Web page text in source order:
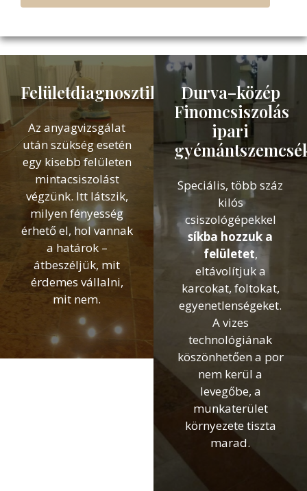
Felületdiagnosztika
Az anyagvizsgálat
után szükség esetén
egy kisebb felületen
mintacsiszolást
végzünk. Itt látszik,
milyen fényesség
érhető el, hol vannak
a határok –
átbeszéljük, mit
érdemes vállalni,
mit nem.
Durva–közép
Finomcsiszolás
ipari
Speciális, több száz
kilós
csiszológépekkel
síkba hozzuk a
felületet,
eltávolítjuk a
karcokat, foltokat,
egyenetlenségeket.
A vizes
technológiának
köszönhetően a por
nem kerül a
levegőbe, a
munkaterület
környezete tiszta
marad.